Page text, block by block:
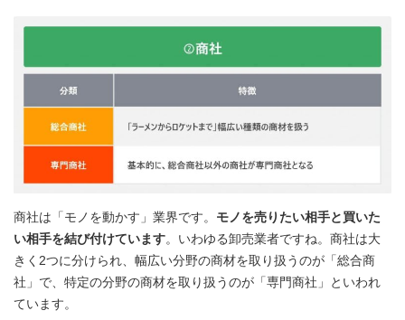
商社は「モノを動かす」業界です。 モノを売りたい相手と買いた
い相手を結び付けています。いわゆる卸売業者ですね。商社は大
きく2つに分けられ、幅広い分野の商材を取り扱うのが「総合商
社」で、特定の分野の商材を取り扱うのが「専門商社」といわれ
ています。